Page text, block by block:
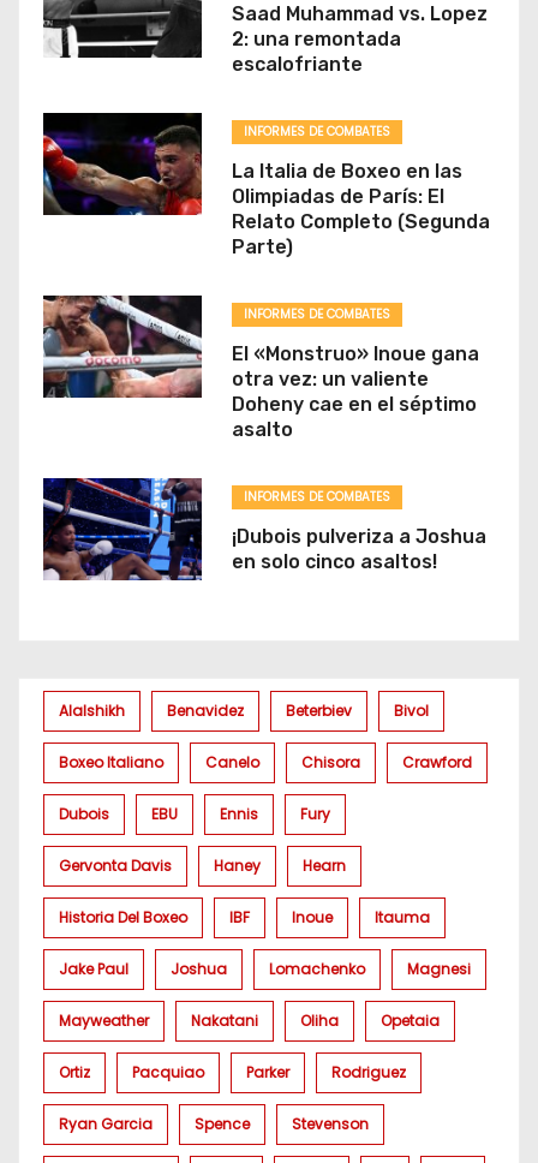
Saad Muhammad vs. Lopez
2: una remontada
escalofriante
INFORMES DE COMBATES
La Italia de Boxeo en las
Olimpiadas de París: El
Relato Completo (Segunda
Parte)
INFORMES DE COMBATES
El «Monstruo» Inoue gana
otra vez: un valiente
Doheny cae en el séptimo
asalto
INFORMES DE COMBATES
¡Dubois pulveriza a Joshua
en solo cinco asaltos!
Alalshikh Benavidez Beterbiev Bivol
Boxeo Italiano Canelo Chisora Crawford
Dubois EBU Ennis Fury
Gervonta Davis Haney Hearn
Historia Del Boxeo IBF Inoue Itauma
Jake Paul Joshua Lomachenko Magnesi
Mayweather Nakatani Oliha Opetaia
Ortiz Pacquiao Parker Rodriguez
Ryan Garcia Spence Stevenson